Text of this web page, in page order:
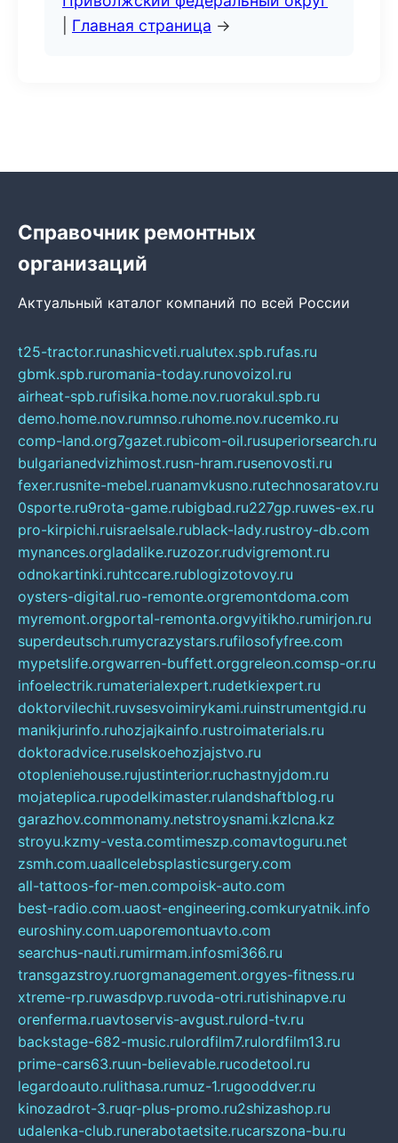
Главная страница →
Справочник ремонтных
организаций
Актуальный каталог компаний по всей России
t25-tractor.runashicveti.rualutex.spb.rufas.ru
gbmk.spb.ruromania-today.runovoizol.ru
airheat-spb.rufisika.home.nov.ruorakul.spb.ru
demo.home.nov.rumnso.ruhome.nov.rucemko.ru
comp-land.org7gazet.rubicom-oil.rusuperiorsearch.ru
bulgarianedvizhimost.rusn-hram.rusenovosti.ru
fexer.rusnite-mebel.ruanamvkusno.rutechnosaratov.ru
0sporte.ru9rota-game.rubigbad.ru227gp.ruwes-ex.ru
pro-kirpichi.ruisraelsale.rublack-lady.rustroy-db.com
mynances.orgladalike.ruzozor.rudvigremont.ru
odnokartinki.ruhtccare.rublogizotovoy.ru
oysters-digital.ruo-remonte.orgremontdoma.com
myremont.orgportal-remonta.orgvyitikho.rumirjon.ru
superdeutsch.rumycrazystars.rufilosofyfree.com
mypetslife.orgwarren-buffett.orggreleon.comsp-or.ru
infoelectrik.rumaterialexpert.rudetkiexpert.ru
doktorvilechit.ruvsesvoimirykami.ruinstrumentgid.ru
manikjurinfo.ruhozjajkainfo.rustroimaterials.ru
doktoradvice.ruselskoehozjajstvo.ru
otopleniehouse.rujustinterior.ruchastnyjdom.ru
mojateplica.rupodelkimaster.rulandshaftblog.ru
garazhov.commonamy.netstroysnami.kzlcna.kz
stroyu.kzmy-vesta.comtimeszp.comavtoguru.net
zsmh.com.uaallcelebsplasticsurgery.com
all-tattoos-for-men.compoisk-auto.com
best-radio.com.uaost-engineering.comkuryatnik.info
euroshiny.com.uaporemontuavto.com
searchus-nauti.rumirmam.infosmi366.ru
transgazstroy.ruorgmanagement.orgyes-fitness.ru
xtreme-rp.ruwasdpvp.ruvoda-otri.rutishinapve.ru
orenferma.ruavtoservis-avgust.rulord-tv.ru
backstage-682-music.rulordfilm7.rulordfilm13.ru
prime-cars63.ruun-believable.rucodetool.ru
legardoauto.rulithasa.rumuz-1.rugooddver.ru
kinozadrot-3.ruqr-plus-promo.ru2shizashop.ru
udalenka-club.runerabotaetsite.rucarszona-bu.ru